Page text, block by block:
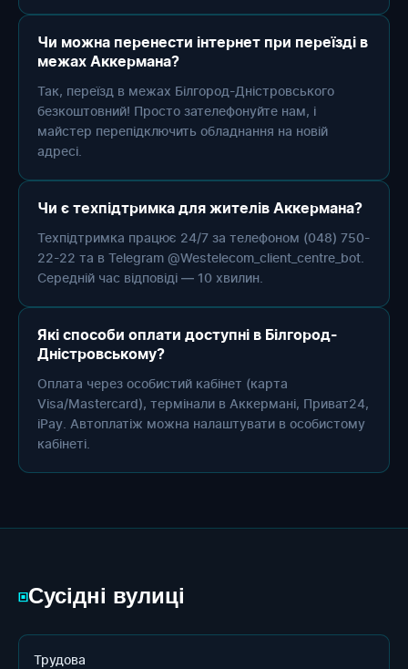
Чи можна перенести інтернет при переїзді в
межах Аккермана?
Так, переїзд в межах Білгород-Дністровського
безкоштовний! Просто зателефонуйте нам, і
майстер перепідключить обладнання на новій
адресі.
Чи є техпідтримка для жителів Аккермана?
Техпідтримка працює 24/7 за телефоном (048) 750-
22-22 та в Telegram @Westelecom_client_centre_bot.
Середній час відповіді — 10 хвилин.
Які способи оплати доступні в Білгород-
Дністровському?
Оплата через особистий кабінет (карта
Visa/Mastercard), термінали в Аккермані, Приват24,
iPay. Автоплатіж можна налаштувати в особистому
кабінеті.
▣Сусідні вулиці
Трудова